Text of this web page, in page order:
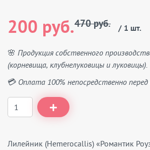
200 руб.470 руб. / 1 шт.
🌸 Продукция собственного
(корневища, клубнелуковицы и луковицы).
💳 Оплата 100% непосредственно
Лилейник (Hemerocallis) «Романтик